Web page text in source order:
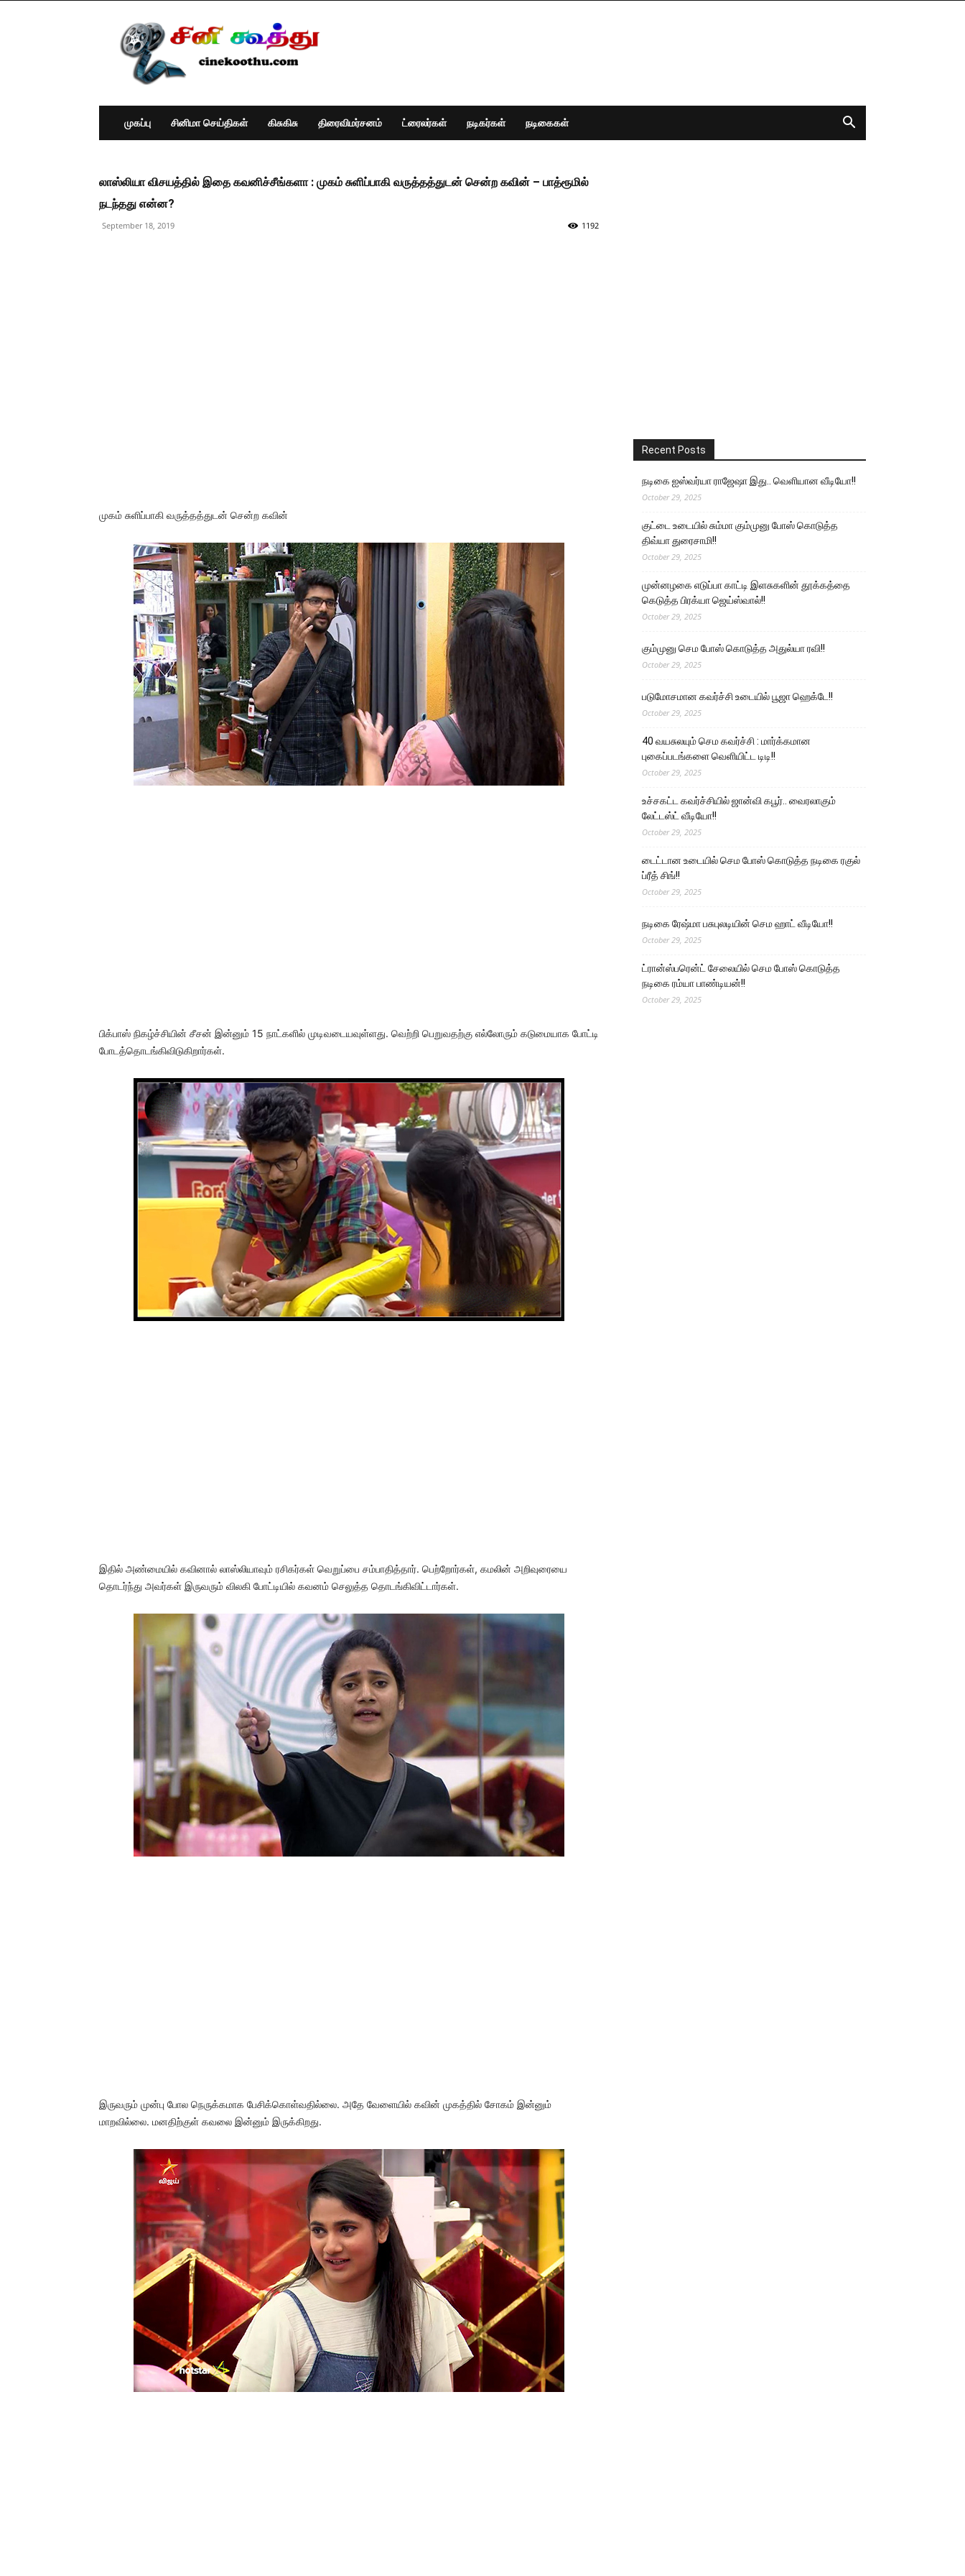
Cine
Koothu
:
Tamil
Cinema
News
முகப்பு
சினிமா செய்திகள் கிசுகிசு திரைவிமர்சனம் ட்ரைலர்கள் நடிகர்கள் நடிகைகள்
லாஸ்லியா விசயத்தில் இதை கவனிச்சீங்களா : முகம் சுளிப்பாகி வருத்தத்துடன் சென்ற கவின் – பாத்ரூமில்
நடந்தது என்ன?
September 18, 2019 1192
முகம் சுளிப்பாகி வருத்தத்துடன் சென்ற கவின்
பிக்பாஸ் நிகழ்ச்சியின் சீசன் இன்னும் 15 நாட்களில் முடிவடையவுள்ளது. வெற்றி பெறுவதற்கு எல்லோரும் கடுமையாக போட்டி
போடத்தொடங்கிவிடுகிறார்கள்.
இதில் அண்மையில் கவினால் லாஸ்லியாவும் ரசிகர்கள் வெறுப்பை சம்பாதித்தார். பெற்றோர்கள், கமலின் அறிவுரையை
தொடர்ந்து அவர்கள் இருவரும் விலகி போட்டியில் கவனம் செலுத்த தொடங்கிவிட்டார்கள்.
இருவரும் முன்பு போல நெருக்கமாக பேசிக்கொள்வதில்லை. அதே வேளையில் கவின் முகத்தில் சோகம் இன்னும்
மாறவில்லை. மனதிற்குள் கவலை இன்னும் இருக்கிறது.
Recent Posts
நடிகை ஐஸ்வர்யா ராஜேஷா இது.. வெளியான வீடியோ!!
October 29, 2025
குட்டை உடையில் சும்மா கும்முனு போஸ் கொடுத்த
திவ்யா துரைசாமி!!
October 29, 2025
முன்னழகை எடுப்பா காட்டி இளசுகளின் தூக்கத்தை
கெடுத்த பிரக்யா ஜெய்ஸ்வால்!!
October 29, 2025
கும்முனு செம போஸ் கொடுத்த அதுல்யா ரவி!!
October 29, 2025
படுமோசமான கவர்ச்சி உடையில் பூஜா ஹெக்டே!!
October 29, 2025
40 வயசுலயும் செம கவர்ச்சி : மார்க்கமான
புகைப்படங்களை வெளியிட்ட டிடி!!
October 29, 2025
உச்சகட்ட கவர்ச்சியில் ஜான்வி கபூர்.. வைரலாகும்
லேட்டஸ்ட் வீடியோ!!
October 29, 2025
டைட்டான உடையில் செம போஸ் கொடுத்த நடிகை ரகுல்
ப்ரீத் சிங்!!
October 29, 2025
நடிகை ரேஷ்மா பசுபுலடியின் செம ஹாட் வீடியோ!!
October 29, 2025
ட்ரான்ஸ்பரென்ட் சேலையில் செம போஸ் கொடுத்த
நடிகை ரம்யா பாண்டியன்!!
October 29, 2025